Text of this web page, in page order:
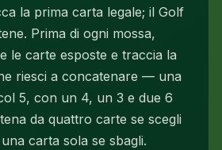
la prima carta legale; il Golf
Prima di ogni mossa,
le carte esposte e traccia la
riesci a concatenare — una
5, con un 4, un 3 e due 6
da quattro carte se scegli
carta sola se sbagli.